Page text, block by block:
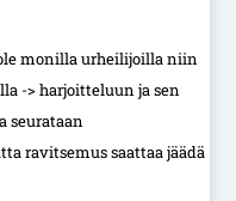
monilla urheilijoilla niin
-> harjoitteluun ja sen
seurataan
ravitsemus saattaa jäädä